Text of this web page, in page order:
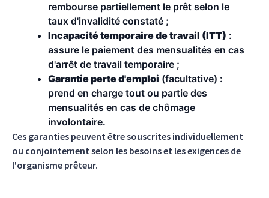
rembourse partiellement le prêt selon le
taux d'invalidité constaté ;
Incapacité temporaire de travail (ITT) :
assure le paiement des mensualités en cas
d'arrêt de travail temporaire ;
Garantie perte d'emploi (facultative) :
prend en charge tout ou partie des
mensualités en cas de chômage
involontaire.
Ces garanties peuvent être souscrites individuellement
ou conjointement selon les besoins et les exigences de
l'organisme prêteur.